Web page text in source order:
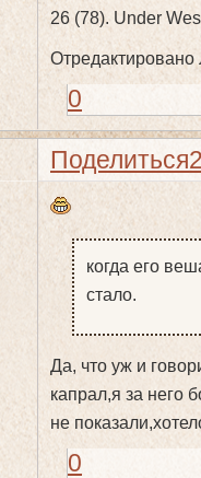
26 (78). Under
0
Поделиться
когда его
стало.
Да, что уж и
капрал,я за него
не
0